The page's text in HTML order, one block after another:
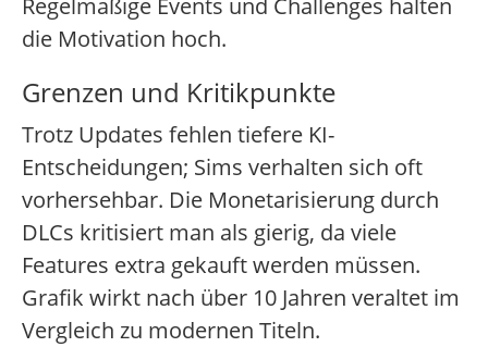
Regelmäßige Events und Challenges halten
die Motivation hoch.
Grenzen und Kritikpunkte
Trotz Updates fehlen tiefere KI-
Entscheidungen; Sims verhalten sich oft
vorhersehbar. Die Monetarisierung durch
DLCs kritisiert man als gierig, da viele
Features extra gekauft werden müssen.
Grafik wirkt nach über 10 Jahren veraltet im
Vergleich zu modernen Titeln.